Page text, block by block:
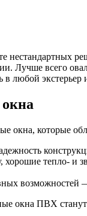
нестандартных
Лучше всего
в любой экстерьер
окна, которые
хорошие тепло-
окна ПВХ